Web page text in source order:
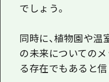
でしょう。
同時に、植物園や
の未来についての
る存在でもあると信